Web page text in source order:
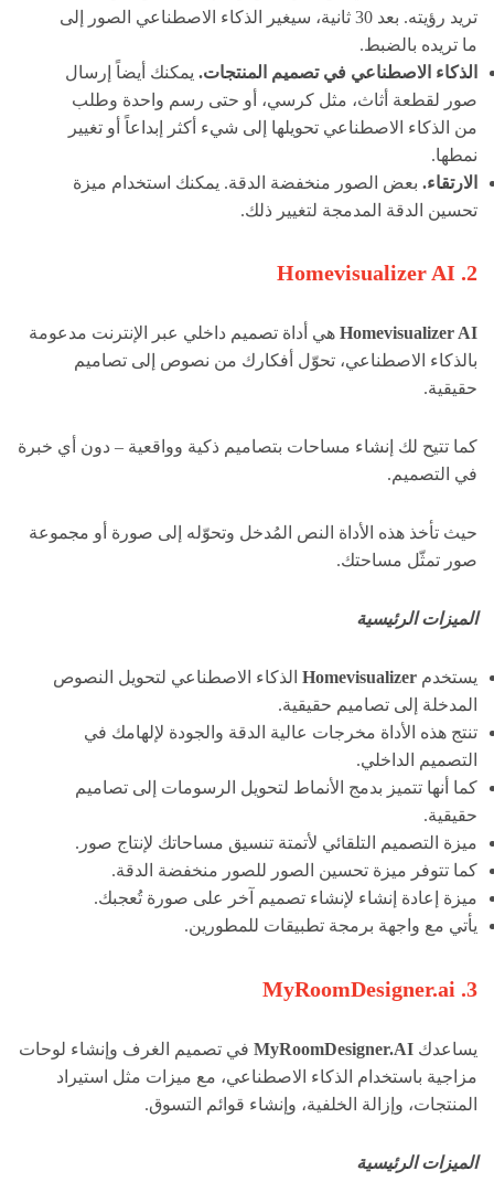
تريد رؤيته. بعد 30 ثانية، سيغير الذكاء الاصطناعي الصور إلى
ما تريده بالضبط.
الذكاء الاصطناعي في تصميم المنتجات. يمكنك أيضاً إرسال
صور لقطعة أثاث، مثل كرسي، أو حتى رسم واحدة وطلب
من الذكاء الاصطناعي تحويلها إلى شيء أكثر إبداعاً أو تغيير
نمطها.
الارتقاء. بعض الصور منخفضة الدقة. يمكنك استخدام ميزة
تحسين الدقة المدمجة لتغيير ذلك.
2. Homevisualizer AI
Homevisualizer AI هي أداة تصميم داخلي عبر الإنترنت مدعومة
بالذكاء الاصطناعي، تحوّل أفكارك من نصوص إلى تصاميم
حقيقية.
كما تتيح لك إنشاء مساحات بتصاميم ذكية وواقعية – دون أي خبرة
في التصميم.
حيث تأخذ هذه الأداة النص المُدخل وتحوّله إلى صورة أو مجموعة
صور تمثّل مساحتك.
الميزات الرئيسية
يستخدم Homevisualizer الذكاء الاصطناعي لتحويل النصوص
المدخلة إلى تصاميم حقيقية.
تنتج هذه الأداة مخرجات عالية الدقة والجودة لإلهامك في
التصميم الداخلي.
كما أنها تتميز بدمج الأنماط لتحويل الرسومات إلى تصاميم
حقيقية.
ميزة التصميم التلقائي لأتمتة تنسيق مساحاتك لإنتاج صور.
كما تتوفر ميزة تحسين الصور للصور منخفضة الدقة.
ميزة إعادة إنشاء لإنشاء تصميم آخر على صورة تُعجبك.
يأتي مع واجهة برمجة تطبيقات للمطورين.
3. MyRoomDesigner.ai
يساعدك MyRoomDesigner.AI في تصميم الغرف وإنشاء لوحات
مزاجية باستخدام الذكاء الاصطناعي، مع ميزات مثل استيراد
المنتجات، وإزالة الخلفية، وإنشاء قوائم التسوق.
الميزات الرئيسية